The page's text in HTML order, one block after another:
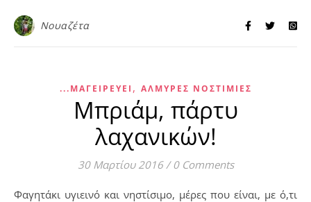
Νουαζέτα
...ΜΑΓΕΙΡΕΎΕΙ , ΑΛΜΥΡΈΣ ΝΟΣΤΙΜΙΈΣ
Μπριάμ, πάρτυ
λαχανικών!
30 Μαρτίου 2016 / 0 Comments
Φαγητάκι υγιεινό και νηστίσιμο, μέρες που είναι, με ό,τι